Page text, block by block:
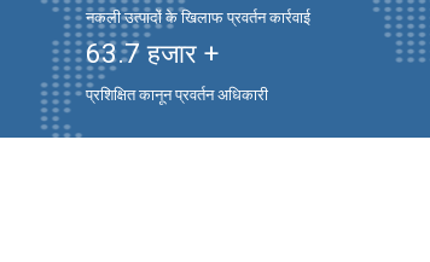
नकली उत्पादों के खिलाफ प्रवर्तन कार्रवाई
63.7 हजार +
प्रशिक्षित कानून प्रवर्तन अधिकारी